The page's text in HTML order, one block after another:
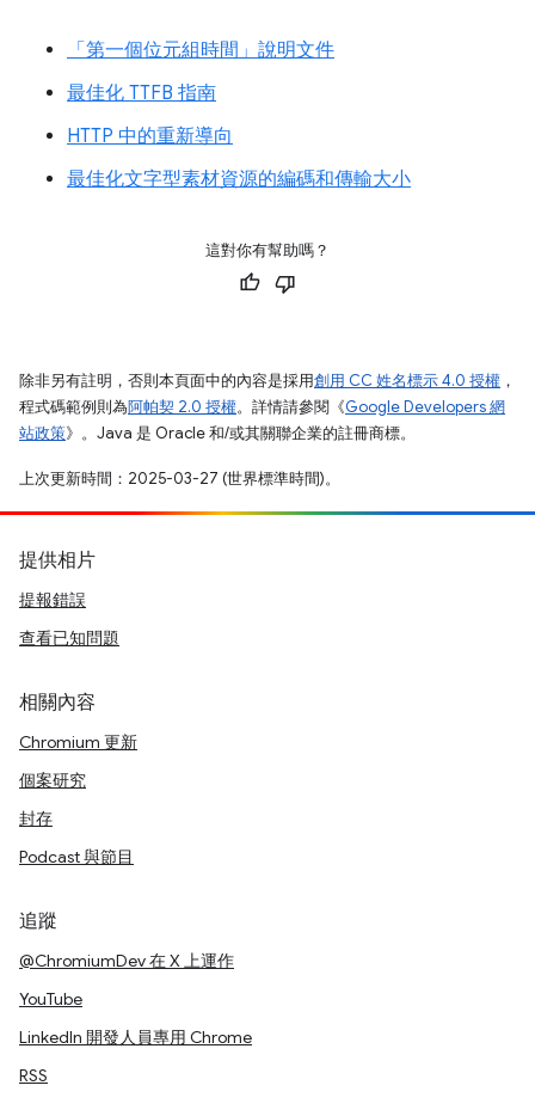
「第一個位元組時間」說明文件
最佳化 TTFB 指南
HTTP 中的重新導向
最佳化文字型素材資源的編碼和傳輸大小
這對你有幫助嗎？
除非另有註明，否則本頁面中的內容是採用創用 CC 姓名標示 4.0 授權 ，
程式碼範例則為阿帕契 2.0 授權。詳情請參閱《Google Developers 網
站政策》。Java 是 Oracle 和/或其關聯企業的註冊商標。
上次更新時間：2025-03-27 (世界標準時間)。
提供相片
提報錯誤
查看已知問題
相關內容
Chromium 更新
個案研究
封存
Podcast 與節目
追蹤
@ChromiumDev 在 X 上運作
YouTube
LinkedIn 開發人員專用 Chrome
RSS